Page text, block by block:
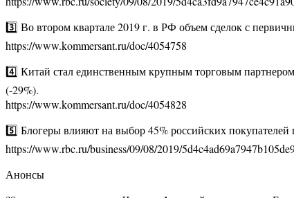
3️⃣ Во втором квартале 2019 г. в РФ объем сделок с
https://www.kommersant.ru/doc/4054758
4️⃣ Китай стал единственным крупным торговым
(-29%).
https://www.kommersant.ru/doc/4054828
5️⃣ Блогеры влияют на выбор 45% российских
https://www.rbc.ru/business/09/08/2019/
Анонсы